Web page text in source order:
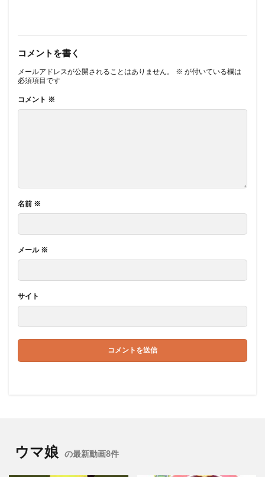
コメントを書く
メールアドレスが公開されることはありません。 ※ が付いている欄は
必須項目です
コメント ※
名前 ※
メール ※
サイト
ウマ娘 の最新動画8件